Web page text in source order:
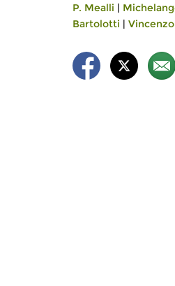
P. Mealli |
Bartolotti |